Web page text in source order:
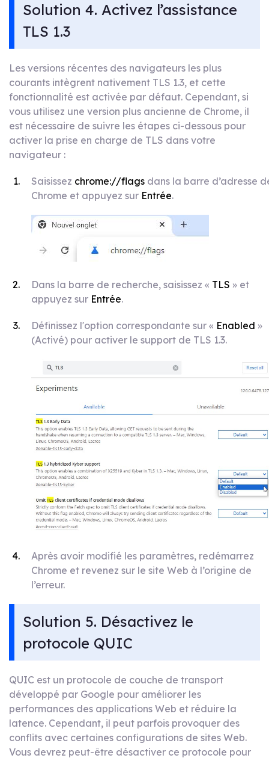
Solution 4. Activez l’assistance
TLS 1.3
Les versions récentes des navigateurs les plus
courants intègrent nativement TLS 1.3, et cette
fonctionnalité est activée par défaut. Cependant, si
vous utilisez une version plus ancienne de Chrome, il
est nécessaire de suivre les étapes ci-dessous pour
activer la prise en charge de TLS dans votre
navigateur :
Saisissez chrome://flags dans la barre d’adresse
Chrome et appuyez sur Entrée.
Dans la barre de recherche, saisissez « TLS » et
appuyez sur Entrée.
Définissez l'option correspondante sur « Enabled »
(Activé) pour activer le support de TLS 1.3.
Après avoir modifié les paramètres, redémarrez
Chrome et revenez sur le site Web à l’origine de
l’erreur.
Solution 5. Désactivez le
protocole QUIC
QUIC est un protocole de couche de transport
développé par Google pour améliorer les
performances des applications Web et réduire la
latence. Cependant, il peut parfois provoquer des
conflits avec certaines configurations de sites Web.
Vous devrez peut-être désactiver ce protocole pour